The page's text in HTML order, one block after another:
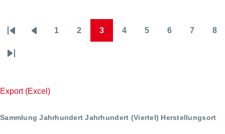
Seitennummerierung
Erste
Seite
Vorherige
1 2 3 4 5 6 7 8
Letzte
Export (Excel)
Sammlung Jahrhundert Jahrhundert (Viertel) Herstellungsort